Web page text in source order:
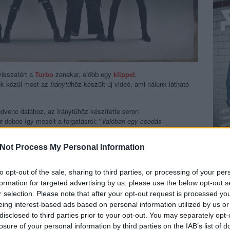
Process My Personal Information
opt-out of the sale, sharing to third parties, or processing of your
for targeted advertising by us, please use the below opt-out
selection. Please note that after your opt-out request is processed
interest-based ads based on personal information utilized by us
to third parties prior to your opt-out. You may separately
of your personal information by third parties on the IAB’s list of
a Turbo zenekar, előbb egy klippel,
közül most az Iránytűhöz készült új videó, ami nálunk látható
dalához, az Iránytűhöz készítette soron
dobos így mesélt a forgatásról: "Valóban egy csodás
egy kőhajításnyira. Ennek a helyszínnek az energiája és
a kameramanunkat és csapatát, Polonyi Andrisékat. Már-
járnánk, hanem egy eldugott észak-európai tájat idéző
havasabb tájat vizionáltunk magunk elé, azonban az
alakult, cserébe viszony gyönyörű fényeket és
megelőző este igazi élmény volt, régi Turbo időket idéző,
zenekar két másik tagjával,Tanka Balázsénekessel ésVigh